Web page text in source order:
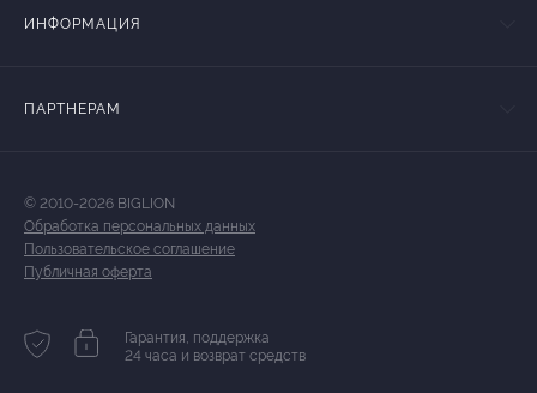
ИНФОРМАЦИЯ
ПАРТНЕРАМ
© 2010-2026 BIGLION
Обработка персональных данных
Пользовательское соглашение
Публичная оферта
Гарантия, поддержка
24 часа и возврат средств